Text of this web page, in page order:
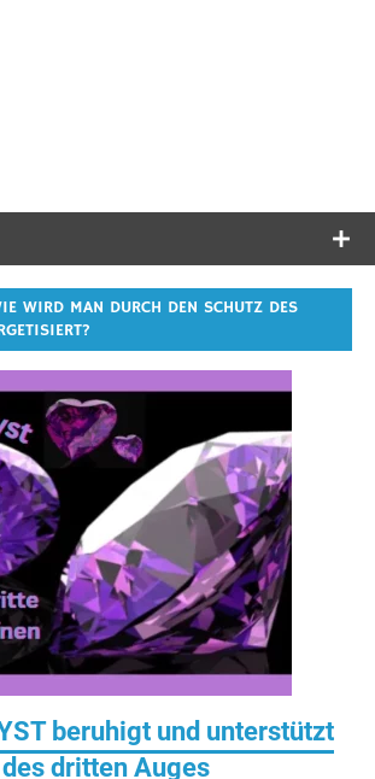
WIRD MAN DURCH DEN SCHUTZ DES
beruhigt und unterstützt
dritten Auges